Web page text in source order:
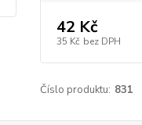
42 Kč
35 Kč bez DPH
Číslo produktu: 831